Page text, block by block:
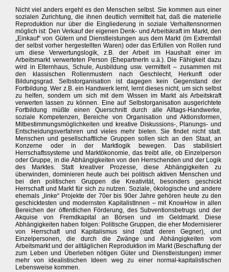
Nicht viel anders ergeht es den Menschen selbst. Sie kommen aus einer
sozialen Zurichtung, die ihnen deutlich vermittelt hat, daß die materielle
Reproduktion nur über die Eingliederung in soziale Verhaltensnormen
möglich ist: Den Verkauf der eigenen Denk- und Arbeitskraft im Markt, den
„Einkauf“ von Gütern und Dienstleistungen aus dem Markt (im Extremfall
der selbst vorher hergestellten Waren) oder das Erfüllen von Rollen rund
um diese Verwertungslogik, z.B. der Arbeit im Haushalt einer im
Arbeitsmarkt verwerteten Person (EhepartnerIn u.ä.). Die Fähigkeit dazu
wird in Elternhaus, Schule, Ausbildung usw. vermittelt – zusammen mit
den klassischen Rollenmustern nach Geschlecht, Herkunft oder
Bildungsgrad. Selbstorganisation ist dagegen kein Gegenstand der
Fortbildung. Wer z.B. ein Handwerk lernt, lernt dieses nicht, um sich selbst
zu helfen, sondern um sich mit dem Wissen im Markt als Arbeitskraft
verwerten lassen zu können. Eine auf Selbstorganisation ausgerichtete
Fortbildung müßte einen Querschnitt durch alle Alltags-Handwerke,
soziale Kompetenzen, Bereiche von Organisation und Aktionsformen,
Mitbestimmungsmöglichkeiten und kreative Diskussions-, Planungs- und
Entscheidungsverfahren und vieles mehr bieten. Sie findet nicht statt.
Menschen und gesellschaftliche Gruppen sollen sich an den Staat, an
Konzerne oder in der Marktlogik bewegen. Das stabilisiert
Herrschaftssysteme und Marktökonomie, das treibt alle, ob Einzelperson
oder Gruppe, in die Abhängigkeiten von den Herrschenden und der Logik
des Marktes. Statt kreativer Prozesse, diese Abhängigkeiten zu
überwinden, dominieren heute auch bei politisch aktiven Menschen und
bei den politischen Gruppen die Kreativität, besonders geschickt
Herrschaft und Markt für sich zu nutzen. Soziale, ökologische und andere
ehemals „linke“ Projekte der 70er bis 90er Jahre gehören heute zu den
geschicktesten und modernsten KapitalistInnen – mit KnowHow in allen
Bereichen der öffentlichen Förderung, des Subventionsbetrugs und der
Akquise von Fremdkapital an Börsen und im Geldmarkt. Diese
Abhängigkeiten haben folgen: Politische Gruppen, die eher Modernisierer
von Herrschaft und Kapitalismus sind (statt deren Gegner), und
Einzelpersonen, die durch die Zwänge und Abhängigkeiten vom
Arbeitsmarkt und der alltäglichen Reproduktion im Markt (Beschaffung der
zum Leben und Überleben nötigen Güter und Dienstleistungen) immer
mehr von idealistischen Ideen weg zu einer normal-kapitalistischen
Lebensweise kommen.